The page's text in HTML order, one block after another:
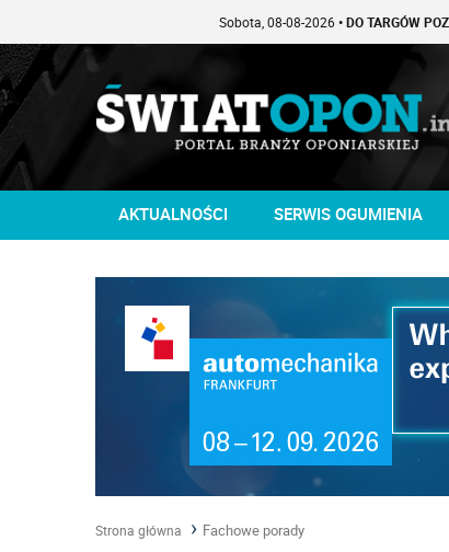
Sobota, 08-08-2026• DO TARGÓW POZOSTAŁO -1 DNI
AKTUALNOŚCI SERWIS OGUMIENIA
Strona główna Fachowe porady